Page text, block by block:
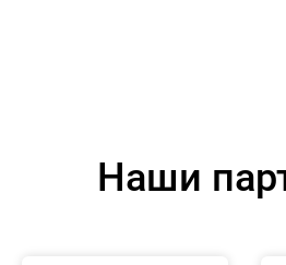
Наши